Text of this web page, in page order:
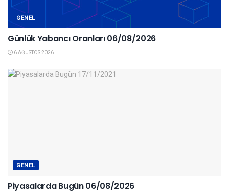
GENEL
Günlük Yabancı Oranları 06/08/2026
6 AĞUSTOS 2026
GENEL
Piyasalarda Bugün 06/08/2026